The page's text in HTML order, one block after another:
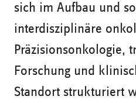
sich im Aufbau und
interdisziplinäre
Präzisionsonkologie,
Forschung und
Standort strukturiert